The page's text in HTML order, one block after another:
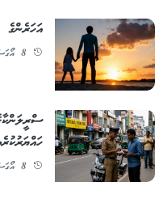
8 އޯގަސްޓު 2026 - 10:5
8 އޯގަސްޓު 2026 - 9:25